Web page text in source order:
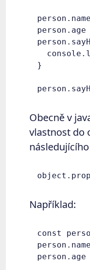
}
Obecně v
vlastnost do
Například:
const